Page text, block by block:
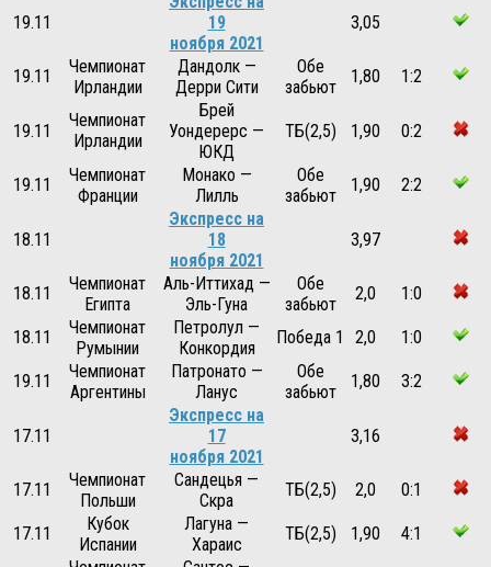
19.11
19
ноября 2021
3,05
19.11
Чемпионат
Ирландии
Дандолк —
Дерри Сити
Обе
забьют
1,80 1:2
19.11
Чемпионат
Ирландии
Брей
Уондерерс —
ЮКД
ТБ(2,5) 1,90 0:2
19.11
Чемпионат
Франции
Монако —
Лилль
Обе
забьют
1,90 2:2
18.11
Экспресс на
18
ноября 2021
3,97
18.11
Чемпионат
Египта
Аль-Иттихад —
Эль-Гуна
Обе
забьют
2,0 1:0
18.11
Чемпионат
Румынии
Петролул —
Конкордия
Победа 1 2,0 1:0
19.11
Чемпионат
Аргентины
Патронато —
Ланус
Обе
забьют
1,80 3:2
17.11
Экспресс на
17
ноября 2021
3,16
17.11
Чемпионат
Польши
Сандецья —
Скра
ТБ(2,5) 2,0 0:1
17.11
Кубок
Испании
Лагуна —
Хараис
ТБ(2,5) 1,90
4:1